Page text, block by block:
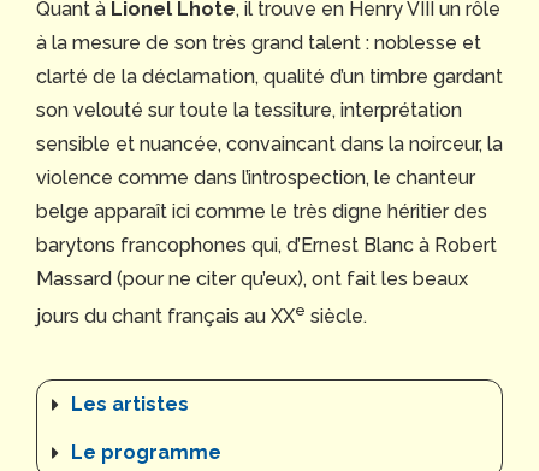
Quant à Lionel Lhote, il trouve en Henry VIII un rôle
à la mesure de son très grand talent : noblesse et
clarté de la déclamation, qualité d’un timbre gardant
son velouté sur toute la tessiture, interprétation
sensible et nuancée, convaincant dans la noirceur, la
violence comme dans l’introspection, le chanteur
belge apparaît ici comme le très digne héritier des
barytons francophones qui, d’Ernest Blanc à Robert
Massard (pour ne citer qu’eux), ont fait les beaux
jours du chant français au XXe siècle.
Les artistes
Le programme